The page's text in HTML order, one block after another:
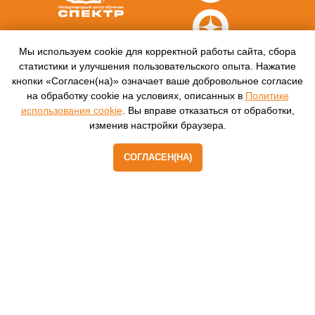
Сб-Вск.: выходной
Позвонить или написать
в MAX
8 (930) 932 50 08
Контакты:
г. Москва,
ул. Нижегородская, д. 32,
стр. 5, этаж 3.
8 (499) 450-84-33
info@ano-spektr.ru
О компании
Образцы
Мы используем cookie для корректной работы сайта, сбора
статистики и улучшения пользовательского опыта. Нажатие
кнопки «Согласен(на)» означает ваше добровольное согласие
на обработку cookie на условиях, описанных в Политике
использования cookie. Вы вправе отказаться от обработки,
изменив настройки браузера.
СОГЛАСЕН(НА)